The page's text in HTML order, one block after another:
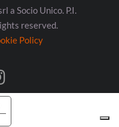
a Socio Unico. P.I.
reserved.
Policy